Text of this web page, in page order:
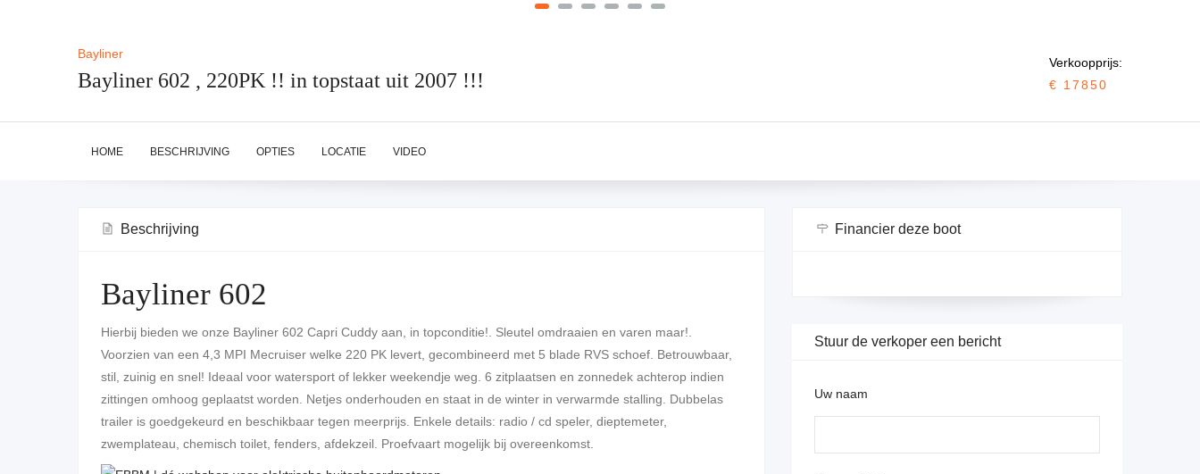
Bayliner
Bayliner 602 , 220PK !! in topstaat uit 2007 !!!
Verkoopprijs:
€ 17850
HOME BESCHRIJVING OPTIES LOCATIE VIDEO
Beschrijving
Bayliner 602
Hierbij bieden we onze Bayliner 602 Capri Cuddy aan, in topconditie!. Sleutel omdraaien en varen maar!.
Voorzien van een 4,3 MPI Mecruiser welke 220 PK levert, gecombineerd met 5 blade RVS schoef. Betrouwbaar,
stil, zuinig en snel! Ideaal voor watersport of lekker weekendje weg. 6 zitplaatsen en zonnedek achterop indien
zittingen omhoog geplaatst worden. Netjes onderhouden en staat in de winter in verwarmde stalling. Dubbelas
trailer is goedgekeurd en beschikbaar tegen meerprijs. Enkele details: radio / cd speler, dieptemeter,
zwemplateau, chemisch toilet, fenders, afdekzeil. Proefvaart mogelijk bij overeenkomst.
Financier deze boot
Stuur de verkoper een bericht
Uw naam